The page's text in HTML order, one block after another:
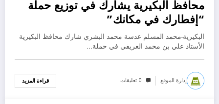
محافظ البكيرية يشارك في توزيع حملة
“إفطارك في مكانك”
البكيرية-محمد المسلم عدسة محمد البشري شارك محافظ البكيرية
الأستاذ علي بن محمد العريفي في حملة…
إدارة الموقع 0 تعليقات قراءة المزيد